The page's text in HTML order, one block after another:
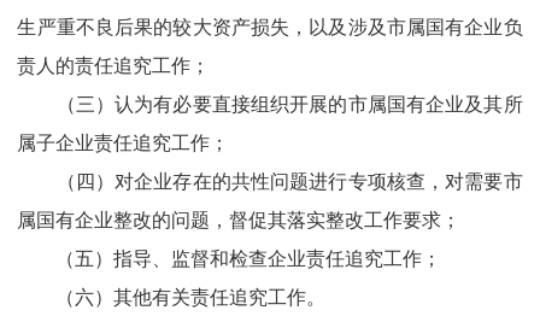
生严重不良后果的较大资产损失，以及涉及市属国有企业负
责人的责任追究工作；
（三）认为有必要直接组织开展的市属国有企业及其所
属子企业责任追究工作；
（四）对企业存在的共性问题进行专项核查，对需要市
属国有企业整改的问题，督促其落实整改工作要求；
（五）指导、监督和检查企业责任追究工作；
（六）其他有关责任追究工作。